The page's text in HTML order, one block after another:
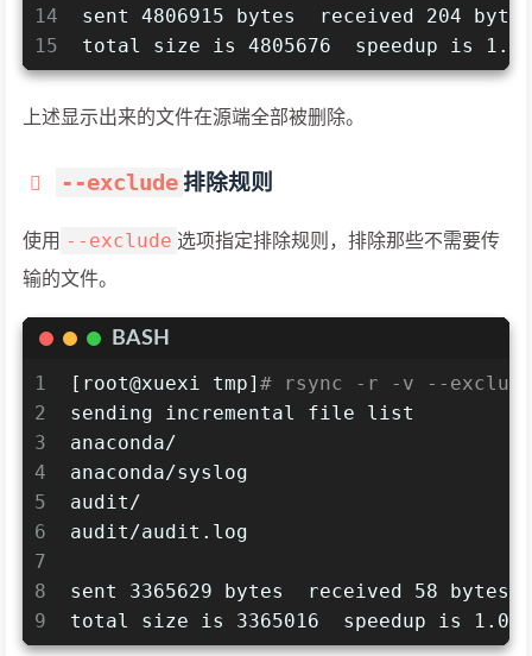
14
15
sent 4806915 bytes  received 204
total size is 4805676  speedup is 1.00
上述显示出来的文件在源端全部被删除。
--exclude 排除规则
使用 --exclude 选项指定排除规则，排除那些不需要传
输的文件。
BASH
1
2
3
4
5
6
7
8
9
[root@xuexi tmp] # rsync -r -v --
sending incremental file list
anaconda/
anaconda/syslog
audit/
audit/audit.log
sent 3365629 bytes  received 58 bytes
total size is 3365016  speedup is 1.00